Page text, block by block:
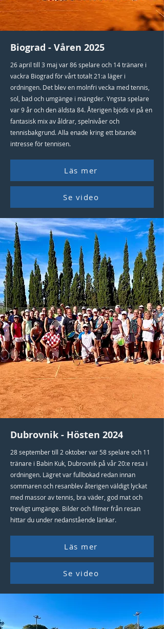
Dubrovnik - Hösten 2024
28 september till 2 oktober var 58 spelare och 11
tränare i Babin Kuk, Dubrovnik på vår 20:e resa i
ordningen. Lägret var fullbokad redan innan
sommaren och resanblev återigen väldigt lyckat
med massor av tennis, bra väder, god mat och
trevligt umgänge. Bilder och filmer från resan
hittar du under nedanstående länkar.
Läs mer
Se video
Biograd - Våren 2025
26 april till 3 maj var 86 spelare och 14 tränare i
vackra Biograd för vårt totalt 21:a läger i
ordningen. Det blev en molnfri vecka med tennis,
sol, bad och umgänge i mängder. Yngsta spelare
var 9 år och den äldsta 84. Återigen bjöds vi på en
fantasisk mix av åldrar, spelnivåer och
tennisbakgrund. Alla enade kring ett bitande
intresse för tennisen.
Läs mer
Se video